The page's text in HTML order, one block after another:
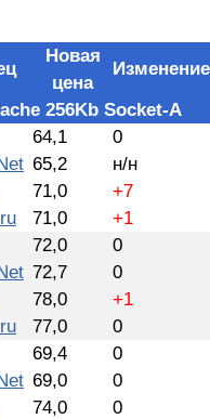
Новая
цена
Изменение
256Kb Socket-A
64,1
0
65,2
н/н
71,0
+7
71,0
+1
72,0
0
72,7
0
78,0
+1
77,0
0
69,4
0
69,0
0
74,0
0